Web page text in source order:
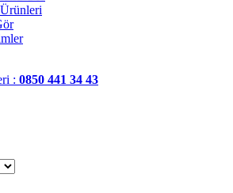
: 0850 441 34 43